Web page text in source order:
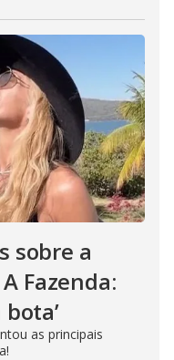
sobre a
Fazenda:
as principais